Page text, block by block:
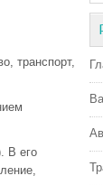
транспорт,
В его